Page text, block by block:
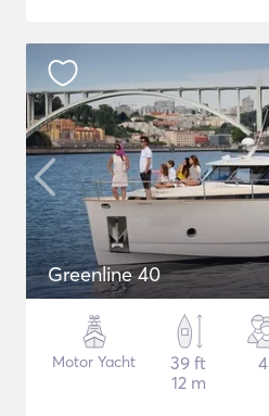
Greenline 40
Motor Yacht
39 ft
12 m
4